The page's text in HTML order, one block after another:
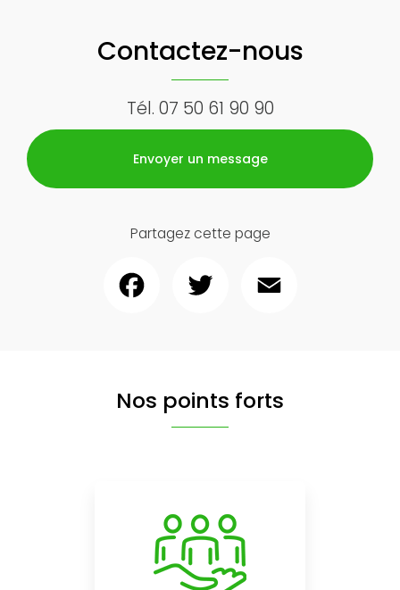
Contactez-nous
Tél. 07 50 61 90 90
Envoyer un message
Partagez cette page
Nos points forts